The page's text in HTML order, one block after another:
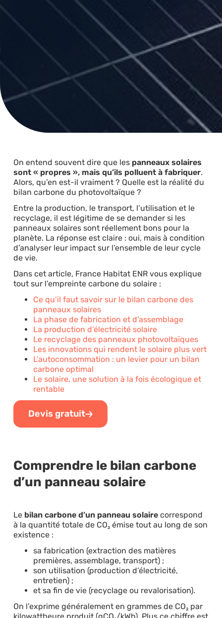
On entend souvent dire que les panneaux solaires
sont « propres », mais qu’ils polluent à fabriquer.
Alors, qu’en est-il vraiment ? Quelle est la réalité du
bilan carbone du photovoltaïque ?
Entre la production, le transport, l’utilisation et le
recyclage, il est légitime de se demander si les
panneaux solaires sont réellement bons pour la
planète. La réponse est claire : oui, mais à condition
d’analyser leur impact sur l’ensemble de leur cycle
de vie.
Dans cet article, France Habitat ENR vous explique
tout sur l’empreinte carbone du solaire :
Ce qu’il faut savoir sur le bilan carbone des
panneaux solaires
La phase de fabrication et d’assemblage
La production d’électricité solaire
Le recyclage des panneaux photovoltaïques
Les innovations qui rendent le solaire plus vert
L’autoconsommation : un levier pour un bilan
carbone optimal
Le solaire, une solution à la fois écologique et
rentable
Devis gratuit
Comprendre le bilan carbone
d’un panneau solaire
Le bilan carbone d’un panneau solairecorrespond
à la quantité totale de CO₂ émise tout au long de son
existence :
sa fabrication (extraction des matières
premières, assemblage, transport) ;
son utilisation (production d’électricité,
entretien) ;
et sa fin de vie (recyclage ou revalorisation).
On l’exprime généralement en grammes de CO₂ par